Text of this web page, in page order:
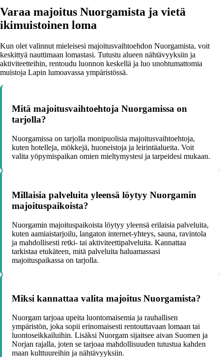
Varaa majoitus Nuorgamista ja vietä
ikimuistoinen loma
Kun olet valinnut mieleisesi majoitusvaihtoehdon Nuorgamista, voit
keskittyä nauttimaan lomastasi. Tutustu alueen nähtävyyksiin ja
aktiviteetteihin, rentoudu luonnon keskellä ja luo unohtumattomia
muistoja Lapin lumoavassa ympäristössä.
Mitä majoitusvaihtoehtoja Nuorgamissa on
tarjolla?
Nuorgamissa on tarjolla monipuolisia majoitusvaihtoehtoja,
kuten hotelleja, mökkejä, huoneistoja ja leirintäalueita. Voit
valita yöpymispaikan omien mieltymystesi ja tarpeidesi mukaan.
Millaisia palveluita yleensä löytyy Nuorgamin
majoituspaikoista?
Nuorgamin majoituspaikoista löytyy yleensä erilaisia palveluita,
kuten aamiaistarjoilu, langaton internet-yhteys, sauna, ravintola
ja mahdollisesti retki- tai aktiviteettipalveluita. Kannattaa
tarkistaa etukäteen, mitä palveluita haluamassasi
majoituspaikassa on tarjolla.
Miksi kannattaa valita majoitus Nuorgamista?
Nuorgam tarjoaa upeita luontomaisemia ja rauhallisen
ympäristön, joka sopii erinomaisesti rentouttavaan lomaan tai
luontoseikkailuihin. Lisäksi Nuorgam sijaitsee aivan Suomen ja
Norjan rajalla, joten se tarjoaa mahdollisuuden tutustua kahden
maan kulttuureihin ja nähtävyyksiin.